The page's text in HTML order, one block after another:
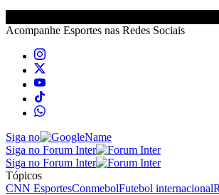
Acompanhe Esportes nas Redes Sociais
Siga no
Siga no Forum Inter
Siga no Forum Inter
Tópicos
CNN EsportesConmebolFutebol internacional